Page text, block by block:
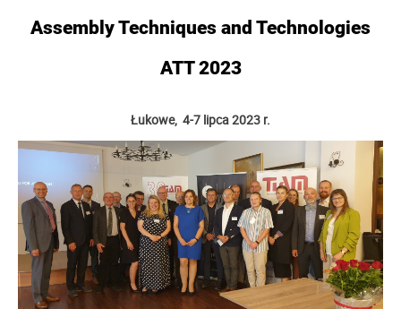
Assembly Techniques and Technologies
ATT 2023
Łukowe, 4-7 lipca 2023 r.